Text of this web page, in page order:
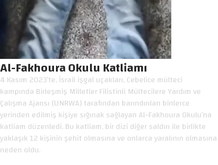
Al-Fakhoura Okulu Katliamı
4 Kasım 2023’te, İsrail işgal uçakları, Cebelice mülteci
kampında Birleşmiş Milletler Filistinli Mültecilere Yardım ve
Çalışma Ajansı (UNRWA) tarafından barındırılan binlerce
yerinden edilmiş kişiye sığınak sağlayan Al-Fakhoura Okulu’na
katliam düzenledi. Bu katliam, bir dizi diğer saldırı ile birlikte
yaklaşık 12 kişinin şehit olmasına ve onlarca yaralının olmasına
neden oldu.